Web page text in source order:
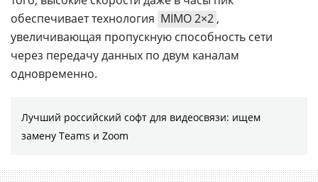
обеспечивает технология MIMO 2×2 ,
увеличивающая пропускную способность сети
через передачу данных по двум каналам
одновременно.
Лучший российский софт для видеосвязи: ищем
замену Teams и Zoom